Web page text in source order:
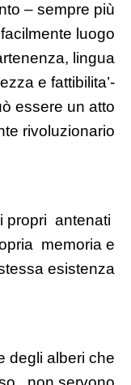
– sempre più
luogo
lingua
e fattibilita’-
essere un atto
rivoluzionario.
propri antenati
memoria e
esistenza.
degli alberi che